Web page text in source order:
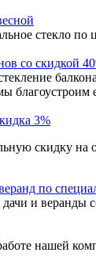
стекло по
со скидкой
3%
скидку на
по
и веранды
нашей